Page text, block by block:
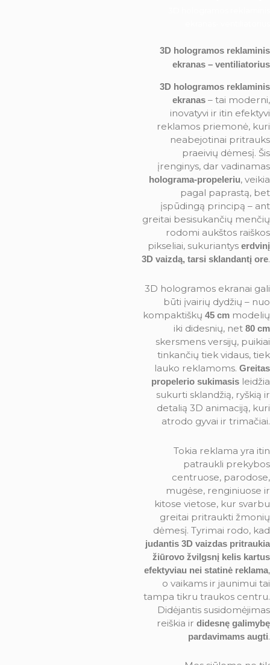
3D hologramos reklaminis
ekranas – ventiliatorius
3D hologramos reklaminis
ekranas – tai moderni,
inovatyvi ir itin efektyvi
reklamos priemonė, kuri
neabejotinai pritrauks
praeivių dėmesį. Šis
įrenginys, dar vadinamas
holograma-propeleriu, veikia
pagal paprastą, bet
įspūdingą principą – ant
greitai besisukančių menčių
rodomi aukštos raiškos
pikseliai, sukuriantys erdvinį
3D vaizdą, tarsi sklandantį ore.
3D hologramos ekranai gali
būti įvairių dydžių – nuo
kompaktiškų 45 cm modelių
iki didesnių, net 80 cm
skersmens versijų, puikiai
tinkančių tiek vidaus, tiek
lauko reklamoms. Greitas
propelerio sukimasis leidžia
sukurti sklandžią, ryškią ir
detalią 3D animaciją, kuri
atrodo gyvai ir trimačiai.
Tokia reklama yra itin
patraukli prekybos
centruose, parodose,
mugėse, renginiuose ir
kitose vietose, kur svarbu
greitai pritraukti žmonių
dėmesį. Tyrimai rodo, kad
judantis 3D vaizdas pritraukia
žiūrovo žvilgsnį kelis kartus
efektyviau nei statinė reklama,
o vaikams ir jaunimui tai
tampa tikru traukos centru.
Didėjantis susidomėjimas
reiškia ir didesnę galimybę
pardavimams augti.